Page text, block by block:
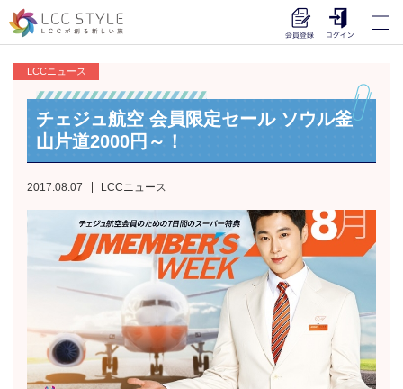
LCCニュース
チェジュ航空 会員限定セール ソウル釜
山片道2000円～！
2017.08.07 LCCニュース